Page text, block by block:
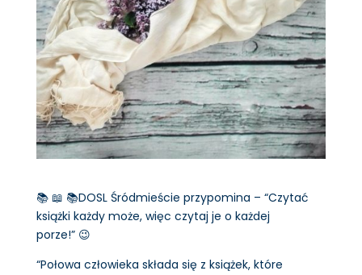
📚 📖 📚DOSL Śródmieście przypomina – “Czytać
książki każdy może, więc czytaj je o każdej
porze!” 😉
“Połowa człowieka składa się z książek, które